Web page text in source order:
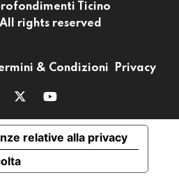
Ticino
rights reserved
& Condizioni Privacy
relative alla privacy